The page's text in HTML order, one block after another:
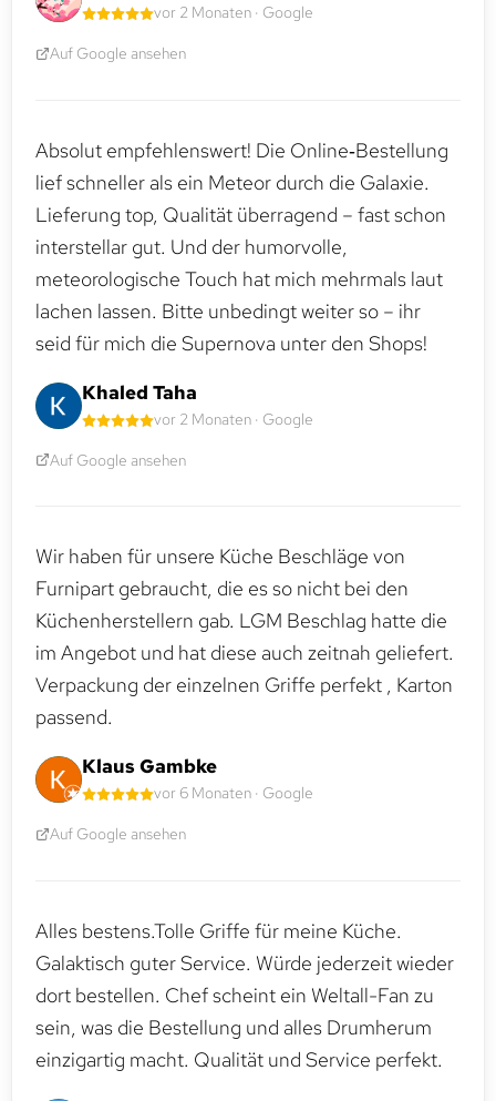
vor 2 Monaten · Google
Auf Google ansehen
Absolut empfehlenswert! Die Online‑Bestellung
lief schneller als ein Meteor durch die Galaxie.
Lieferung top, Qualität überragend – fast schon
interstellar gut. Und der humorvolle,
meteorologische Touch hat mich mehrmals laut
lachen lassen. Bitte unbedingt weiter so – ihr
seid für mich die Supernova unter den Shops!
Khaled Taha
vor 2 Monaten · Google
Auf Google ansehen
Wir haben für unsere Küche Beschläge von
Furnipart gebraucht, die es so nicht bei den
Küchenherstellern gab. LGM Beschlag hatte die
im Angebot und hat diese auch zeitnah geliefert.
Verpackung der einzelnen Griffe perfekt , Karton
passend.
Klaus Gambke
vor 6 Monaten · Google
Auf Google ansehen
Alles bestens.Tolle Griffe für meine Küche.
Galaktisch guter Service. Würde jederzeit wieder
dort bestellen. Chef scheint ein Weltall-Fan zu
sein, was die Bestellung und alles Drumherum
einzigartig macht. Qualität und Service perfekt.